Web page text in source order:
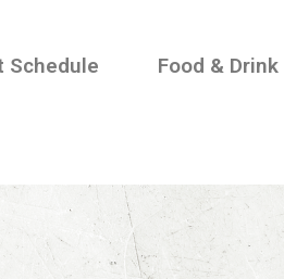
Schedule Food & Drink